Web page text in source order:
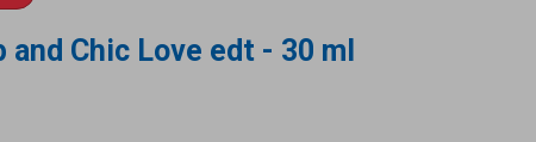
and Chic Love edt - 30 ml